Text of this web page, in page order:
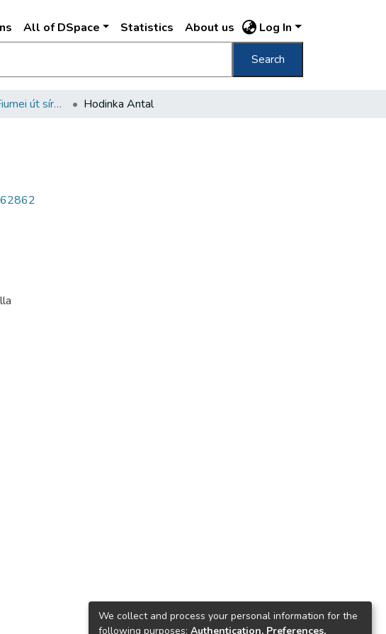
All of DSpace Statistics About us Log In
Search
Budapest VIII Fiumei út sírkert 1. rész Hodinka Antal
We collect and process your personal information for the
following purposes: Authentication, Preferences,